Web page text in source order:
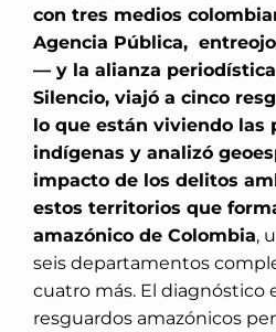
con tres medios
Agencia Pública,
— y la alianza
Silencio, viajó a cinco
lo que están viviendo las
indígenas y analizó
impacto de los delitos
estos territorios que
amazónico de Colombia,
seis departamentos
cuatro más. El diagnóstico
resguardos amazónicos